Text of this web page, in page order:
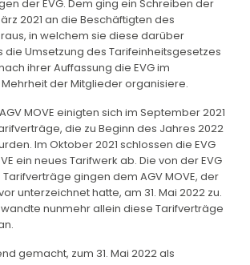
der EVG. Dem ging ein Schreiben der
2021 an die Beschäftigten des
in welchem sie diese darüber
die Umsetzung des Tarifeinheitsgesetzes
ihrer Auffassung die EVG im
der Mitglieder organisiere.
MOVE einigten sich im September 2021
die zu Beginn des Jahres 2022
Im Oktober 2021 schlossen die EVG
ein neues Tarifwerk ab. Die von der EVG
gingen dem AGV MOVE, der
unterzeichnet hatte, am 31. Mai 2022 zu.
wandte nunmehr allein diese Tarifverträge
gemacht, zum 31. Mai 2022 als